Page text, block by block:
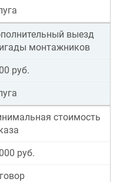
выезд
монтажников
руб.
стоимость
руб.